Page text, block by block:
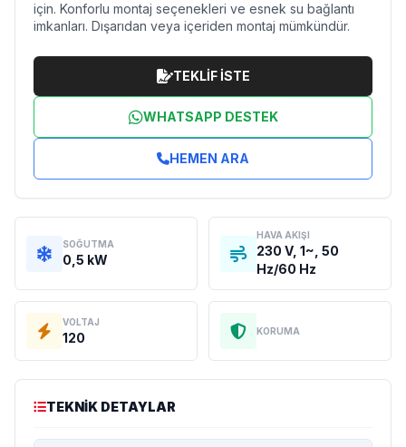
için. Konforlu montaj seçenekleri ve esnek su bağlantı
imkanları. Dışarıdan veya içeriden montaj mümkündür.
TEKLİF İSTE
WHATSAPP DESTEK
HEMEN ARA
SOĞUTMA
0,5 kW
HAVA AKIŞI
230 V, 1~, 50
Hz/60 Hz
VOLTAJ
120 KORUMA
TEKNIK DETAYLAR